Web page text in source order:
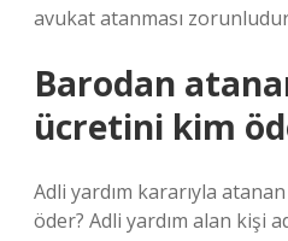
avukat atanması
Barodan
ücretini kim
Adli yardım kararıyla
öder? Adli yardım alan kişi